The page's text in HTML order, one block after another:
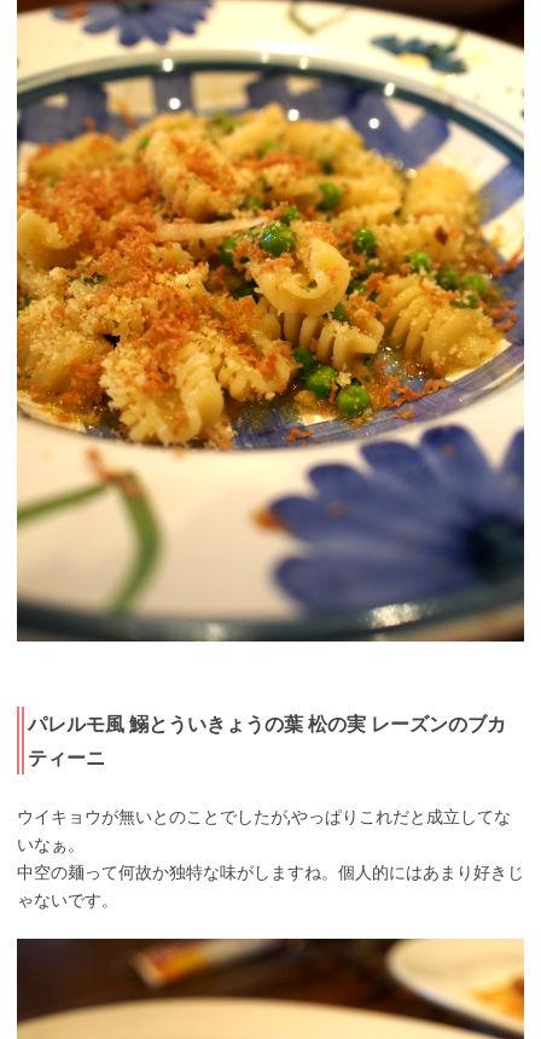
パレルモ風 鰯とういきょうの葉 松の実 レーズンのブカ
ティーニ
ウイキョウが無いとのことでしたが,やっぱりこれだと成立してな
いなぁ。
中空の麺って何故か独特な味がしますね。個人的にはあまり好きじ
ゃないです。